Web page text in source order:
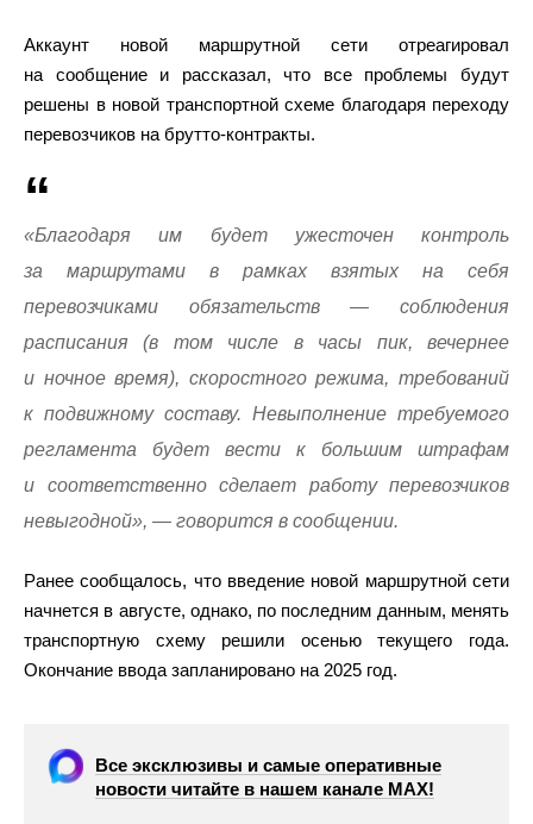
Аккаунт новой маршрутной сети отреагировал
на сообщение и рассказал, что все проблемы будут
решены в новой транспортной схеме благодаря переходу
перевозчиков на брутто-контракты.
«Благодаря им будет ужесточен контроль
за маршрутами в рамках взятых на себя
перевозчиками обязательств — соблюдения
расписания (в том числе в часы пик, вечернее
и ночное время), скоростного режима, требований
к подвижному составу. Невыполнение требуемого
регламента будет вести к большим штрафам
и соответственно сделает работу перевозчиков
невыгодной», — говорится в сообщении.
Ранее сообщалось, что введение новой маршрутной сети
начнется в августе, однако, по последним данным, менять
транспортную схему решили осенью текущего года.
Окончание ввода запланировано на 2025 год.
Все эксклюзивы и самые оперативные
новости читайте в нашем канале МАХ!